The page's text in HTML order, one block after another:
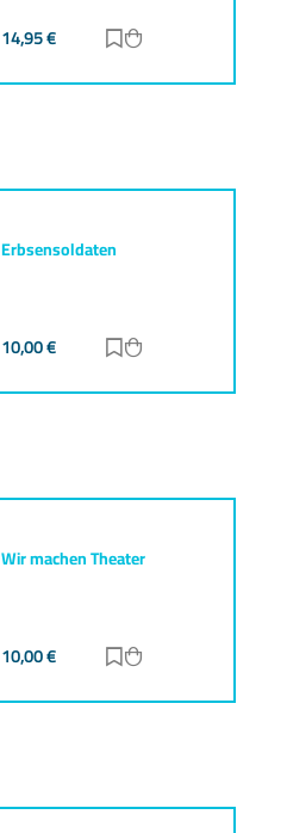
14,95€ Zur Merkliste
Erbsensoldaten
10,00€ Zur Merkliste
Wir machen Theater
10,00€ Zur Merkliste